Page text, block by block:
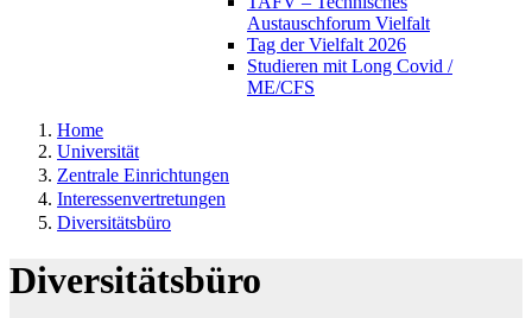
Austauschforum Vielfalt
Tag der Vielfalt 2026
Studieren mit Long Covid /
ME/CFS
Home
Universität
Zentrale Einrichtungen
Interessenvertretungen
Diversitätsbüro
Diversitätsbüro